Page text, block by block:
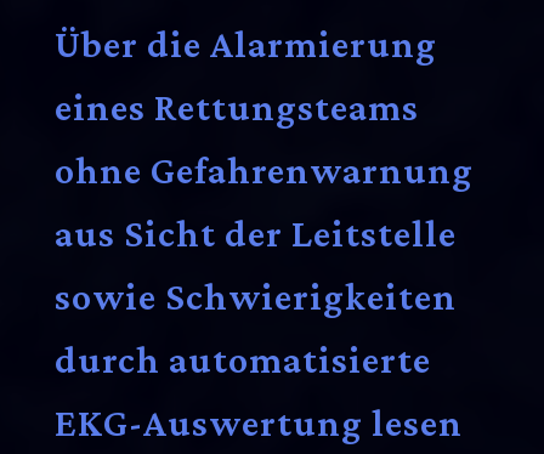
Über die Alarmierung
eines Rettungsteams
ohne Gefahrenwarnung
aus Sicht der Leitstelle
sowie Schwierigkeiten
durch automatisierte
EKG-Auswertung lesen